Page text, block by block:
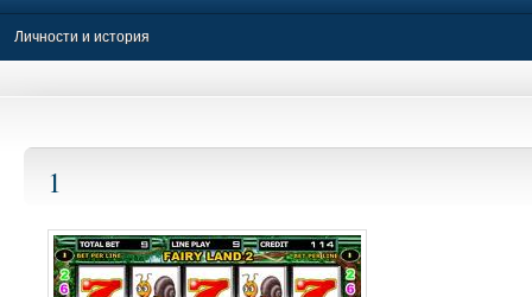
Личности и история
1